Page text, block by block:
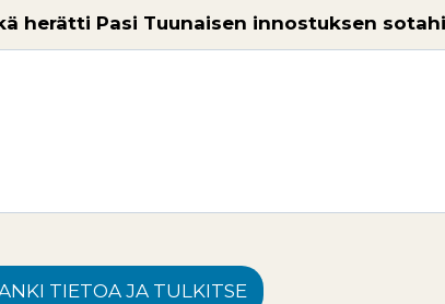
herätti Pasi Tuunaisen innostuksen
TIETOA JA TULKITSE